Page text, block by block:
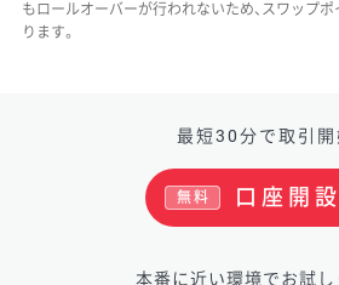
もロールオーバーが行われないため、スワップ
ります。
最短30分で取引開
口座開設
無料
本番に近い環境でお試し